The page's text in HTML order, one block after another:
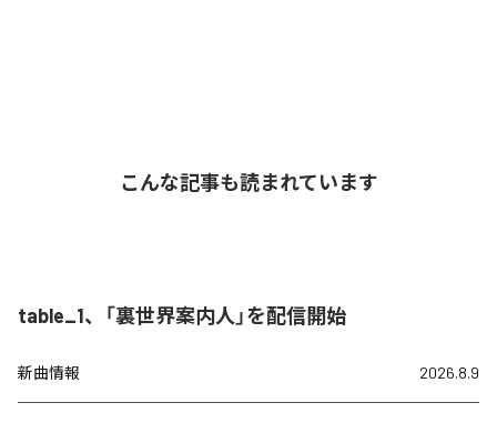
こんな記事も読まれています
table_1、「裏世界案内人」を配信開始
新曲情報 2026.8.9